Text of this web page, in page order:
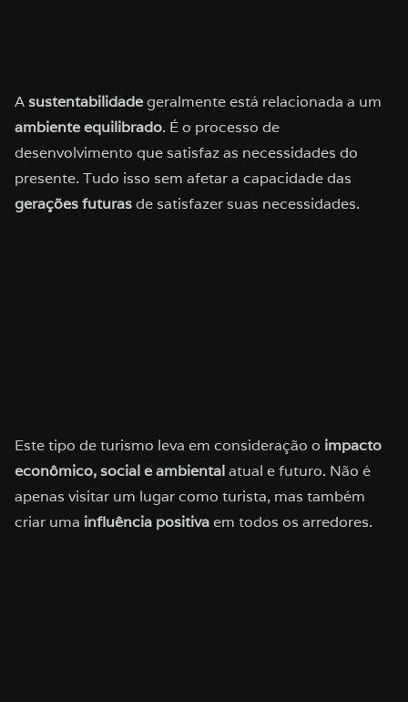
A sustentabilidadegeralmente está relacionada a um
ambiente equilibrado. É o processo de
desenvolvimento que satisfaz as necessidades do
presente. Tudo isso sem afetar a capacidade das
gerações futurasde satisfazer suas necessidades.
Este tipo de turismo leva em consideração o impacto
econômico, social e ambientalatual e futuro. Não é
apenas visitar um lugar como turista, mas também
criar uma influência positivaem todos os arredores.